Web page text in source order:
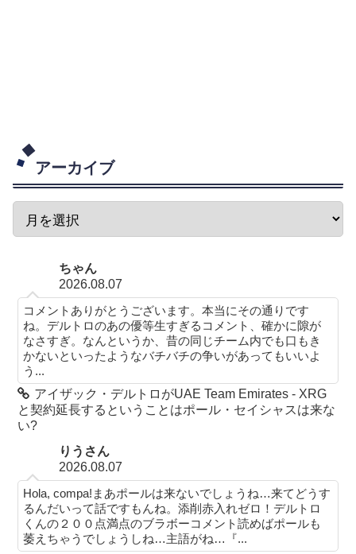
アーカイブ
ちゃん
2026.08.07
コメントありがとうございます。本当にその通りです
ね。デルトロのあの優等生すぎるコメント、確かに隙が
なさすぎ。なんというか、昔の同じチーム内でも口もき
かないといったようなバチバチの争いがあってもいいよ
う...
アイザック・デルトロがUAE Team Emirates - XRG
と契約延長するということはポール・セイシャスは来な
い?
りうさん
2026.08.07
Hola, compa!まあポールは来ないでしょうね…来てどうす
るんだいって話ですもんね。添削赤入れゼロ！デルトロ
くんの２００点満点のブラボーコメント読めばポールも
萎えちゃうでしょうしね…主語がね…『...